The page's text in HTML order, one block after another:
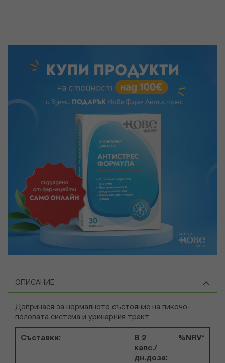
ОПИСАНИЕ
Допринася за нормалното състояние на пикочо-
половата система и уринарния тракт
Съставки:
В 2
капс./
дн.доза:
%NRV*